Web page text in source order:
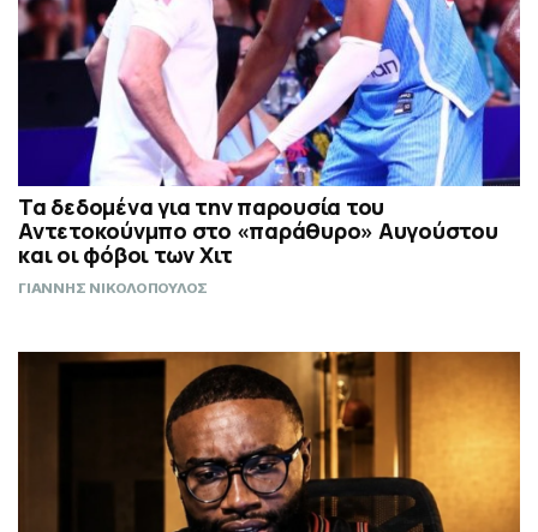
Τα δεδομένα για την παρουσία του
Αντετοκούνμπο στο «παράθυρο» Αυγούστου
και οι φόβοι των Χιτ
ΓΙΑΝΝΗΣ ΝΙΚΟΛΟΠΟΥΛΟΣ